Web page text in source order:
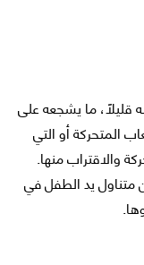
قليلًا، ما يشجعه على
المتحركة أو التي
والاقتراب منها.
متناول يد الطفل في